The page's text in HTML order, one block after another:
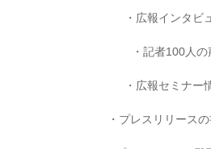
広報インタビ
記者100人の
広報セミナー
プレスリリース